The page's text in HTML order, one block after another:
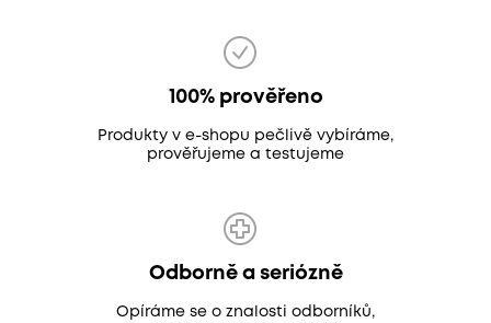
100% prověřeno
Produkty v e-shopu pečlivě vybíráme,
prověřujeme a testujeme
Odborně a seriózně
Opíráme se o znalosti odborníků,